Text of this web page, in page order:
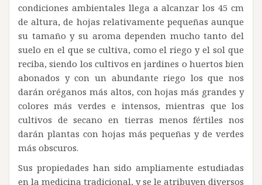
condiciones ambientales llega a alcanzar los 45 cm
de altura, de hojas relativamente pequeñas aunque
su tamaño y su aroma dependen mucho tanto del
suelo en el que se cultiva, como el riego y el sol que
reciba, siendo los cultivos en jardines o huertos bien
abonados y con un abundante riego los que nos
darán oréganos más altos, con hojas más grandes y
colores más verdes e intensos, mientras que los
cultivos de secano en tierras menos fértiles nos
darán plantas con hojas más pequeñas y de verdes
más obscuros.
Sus propiedades han sido ampliamente estudiadas
en la medicina tradicional, y se le atribuyen diversos